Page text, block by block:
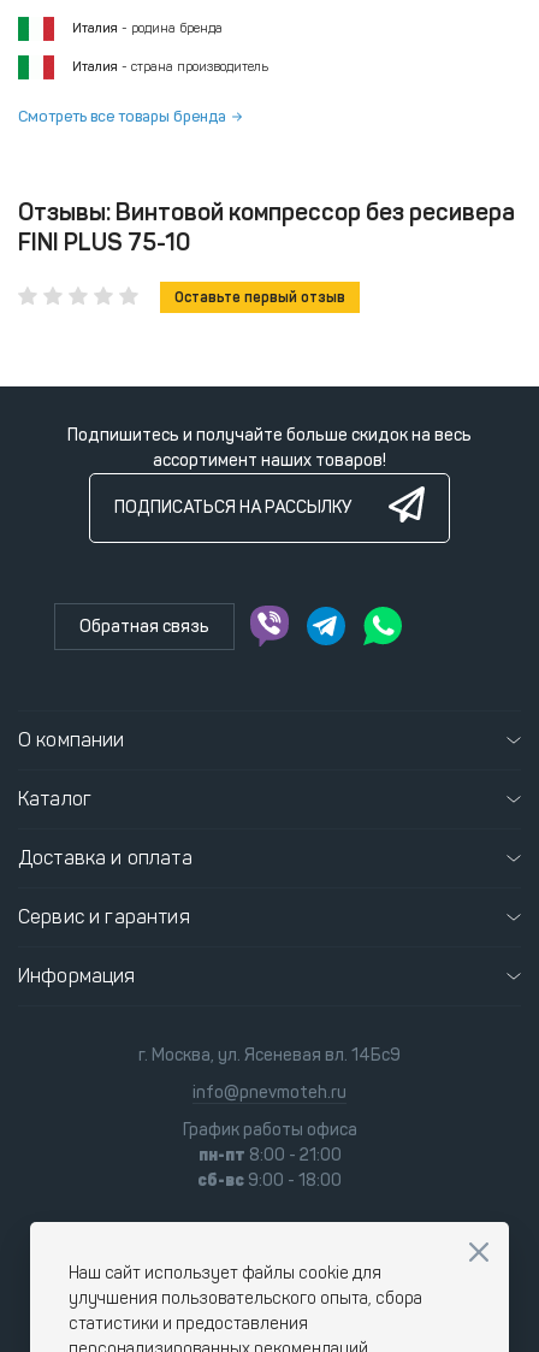
Италия - родина бренда
Италия - страна производитель
Смотреть все товары бренда
Отзывы: Винтовой компрессор без ресивера
FINI PLUS 75-10
Оставьте первый отзыв
Подпишитесь и получайте больше скидок на весь
ассортимент наших товаров!
ПОДПИСАТЬСЯ НА РАССЫЛКУ
Обратная связь
О компании
Каталог
Доставка и оплата
Сервис и гарантия
Информация
г. Москва, ул. Ясеневая вл. 14Бс9
info@pnevmoteh.ru
График работы офиса
пн-пт 8:00 - 21:00
сб-вс 9:00 - 18:00
Наш сайт использует файлы cookie для
улучшения пользовательского опыта, сбора
статистики и предоставления